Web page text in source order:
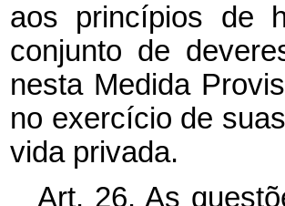
aos princípios de
conjunto de
nesta Medida
no exercício de
vida privada.
Art. 26. As